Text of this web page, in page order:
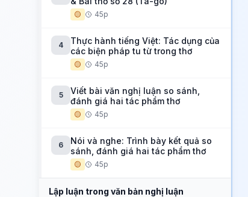
🟡 45p
4
Thực hành tiếng Việt: Tác dụng của
các biện pháp tu từ trong thơ
🟡 45p
5
Viết bài văn nghị luận so sánh,
đánh giá hai tác phẩm thơ
🟡 45p
6
Nói và nghe: Trình bày kết quả so
sánh, đánh giá hai tác phẩm thơ
🟡 45p
Lập luận trong văn bản nghị luận